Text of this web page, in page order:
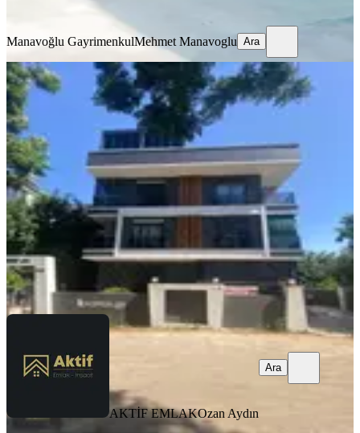
Manavoğlu GayrimenkulMehmet Manavoglu Ara
YENİ
Deepo Ikea Metro Avm Yakını Lüks
Yapılı 1+1
Antalya, Kepez
1+1·65 m²·1. Kat·06.08.2026
20.000 ₺
AKTİF EMLAKOzan Aydın
Ara
AKTİF EMLAKOzan Aydın
Ara